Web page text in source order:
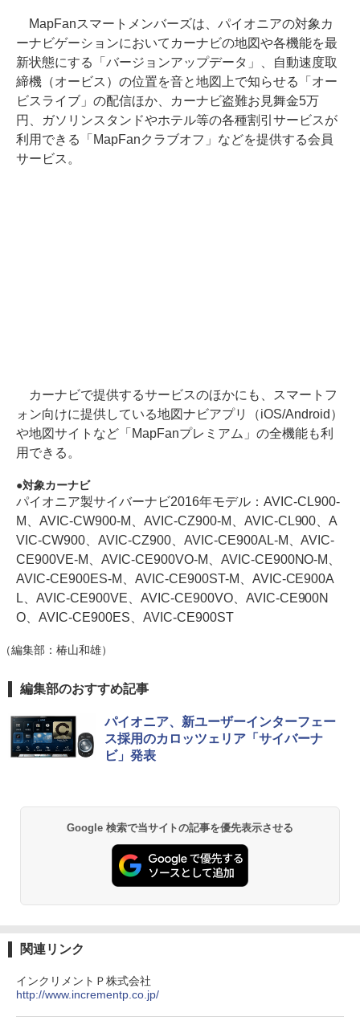
MapFanスマートメンバーズは、パイオニアの対象カ
ーナビゲーションにおいてカーナビの地図や各機能を最
新状態にする「バージョンアップデータ」、自動速度取
締機（オービス）の位置を音と地図上で知らせる「オー
ビスライブ」の配信ほか、カーナビ盗難お見舞金5万
円、ガソリンスタンドやホテル等の各種割引サービスが
利用できる「MapFanクラブオフ」などを提供する会員
サービス。
カーナビで提供するサービスのほかにも、スマートフ
ォン向けに提供している地図ナビアプリ（iOS/Android）
や地図サイトなど「MapFanプレミアム」の全機能も利
用できる。
対象カーナビ
パイオニア製サイバーナビ2016年モデル：AVIC-CL900-
M、AVIC-CW900-M、AVIC-CZ900-M、AVIC-CL900、A
VIC-CW900、AVIC-CZ900、AVIC-CE900AL-M、AVIC-
CE900VE-M、AVIC-CE900VO-M、AVIC-CE900NO-M、
AVIC-CE900ES-M、AVIC-CE900ST-M、AVIC-CE900A
L、AVIC-CE900VE、AVIC-CE900VO、AVIC-CE900N
O、AVIC-CE900ES、AVIC-CE900ST
（編集部：椿山和雄）
編集部のおすすめ記事
パイオニア、新ユーザーインターフェー
ス採用のカロッツェリア「サイバーナ
ビ」発表
Google 検索で当サイトの記事を優先表示させる
関連リンク
インクリメントＰ株式会社
http://www.incrementp.co.jp/